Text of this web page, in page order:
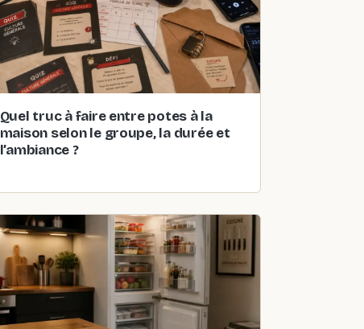
Quel truc à faire entre potes à la
maison selon le groupe, la durée et
l’ambiance ?